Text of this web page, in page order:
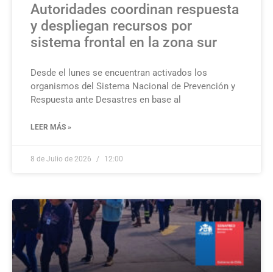
Autoridades coordinan respuesta
y despliegan recursos por
sistema frontal en la zona sur
Desde el lunes se encuentran activados los
organismos del Sistema Nacional de Prevención y
Respuesta ante Desastres en base al
LEER MÁS »
8 de Julio de 2026 12:00